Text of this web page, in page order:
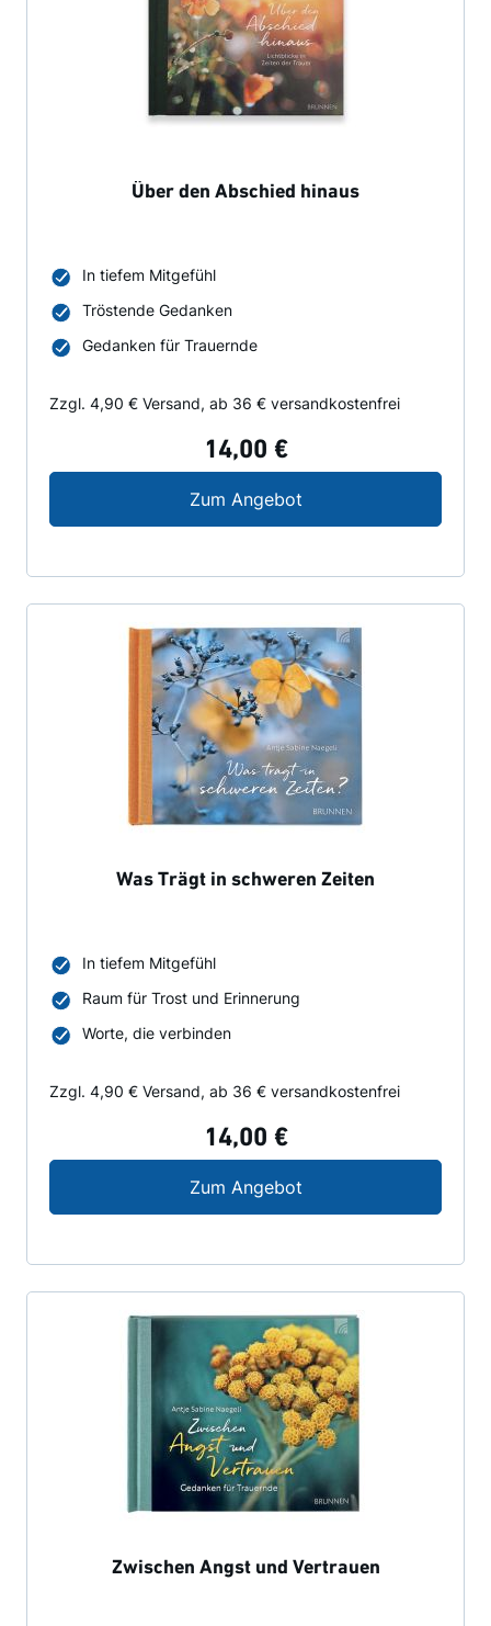
Über den Abschied hinaus
In tiefem Mitgefühl
Tröstende Gedanken
Gedanken für Trauernde
Zzgl. 4,90 € Versand, ab 36 € versandkostenfrei
14,00 €
Zum AngebotÜber den Abschied
Was Trägt in schweren Zeiten
In tiefem Mitgefühl
Raum für Trost und Erinnerung
Worte, die verbinden
Zzgl. 4,90 € Versand, ab 36 € versandkostenfrei
14,00 €
Zum AngebotWas Trägt in
Zwischen Angst und Vertrauen